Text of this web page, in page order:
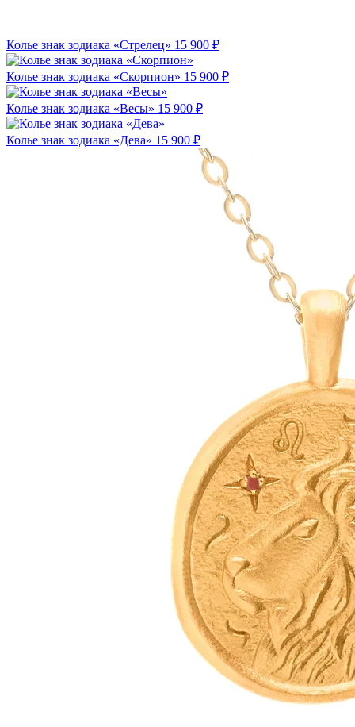
Колье знак зодиака «Стрелец» 15 900 ₽
Колье знак зодиака «Скорпион» 15 900 ₽
Колье знак зодиака «Весы» 15 900 ₽
Колье знак зодиака «Дева» 15 900 ₽